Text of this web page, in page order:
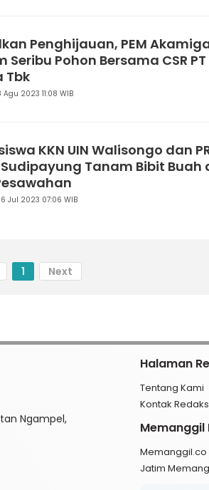
Penghijauan, PEM
Seribu Pohon Bersama CSR PT
Tbk
Agu 2023 11:08 WIB
KKN UIN Walisongo dan
Tanam Bibit Buah
Jul 2023 07:06 WIB
1 Next
Ngampel,
Halaman
Tentang Kami
Kontak
Memanggil
Memanggil.co
Jatim